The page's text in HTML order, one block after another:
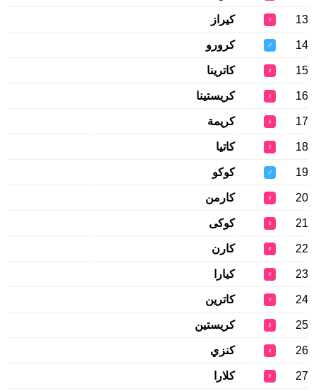
13
♀ كيراز
14
♂ كرورو
15
♀ كاترينا
16
♀ كريستينا
17
♀ كريمة
18
♀ كاتيا
19
♂ كوكو
20
♀ كارمن
21
♀ كوكى
22
♀ كارن
23
♀ كيارا
24
♀ كاترين
25
♀ كريستين
26
♀ كنزي
27
♀ كلارا